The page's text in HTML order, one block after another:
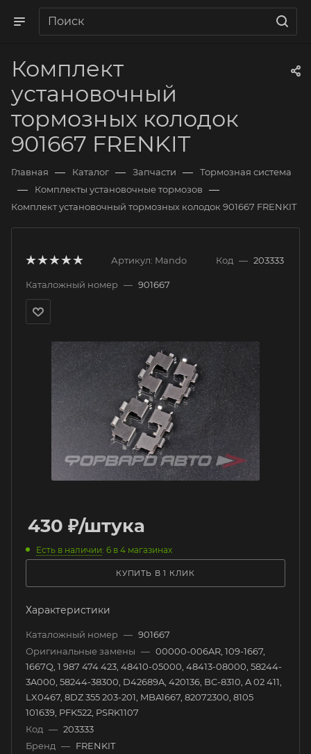
Комплект
установочный
тормозных колодок
901667 FRENKIT
Главная — Каталог — Запчасти — Тормозная система
— Комплекты установочные тормозов —
Комплект установочный тормозных колодок 901667 FRENKIT
Артикул: Mando Код — 203333
Каталожный номер — 901667
430 ₽/штука
Есть в наличии: 6 в 4 магазинах
КУПИТЬ В 1 КЛИК
Характеристики
Каталожный номер — 901667
Оригинальные замены — 00000-006AR, 109-1667,
1667Q, 1 987 474 423, 48410-05000, 48413-08000, 58244-
3A000, 58244-38300, D42689A, 420136, BC-8310, A 02 411,
LX0467, 8DZ 355 203-201, MBA1667, 82072300, 8105
101639, PFK522, PSRK1107
Код — 203333
Бренд — FRENKIT